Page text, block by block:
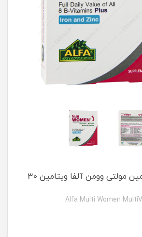
قرص مولتی ویتامین مولتی وومن آلفا ویتامین 30
Alfa Multi Women